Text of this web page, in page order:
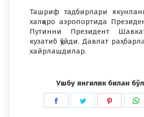
Ташриф тадбирлари
халқаро аэропортида
Путинни Президент
кузатиб қўйди. Давлат
хайрлашдилар.
Ушбу янгилик билан
Share
Share
Share